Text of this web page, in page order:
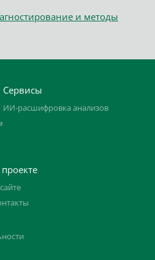
и методы
Сервисы
ИИ-расшифровка анализов